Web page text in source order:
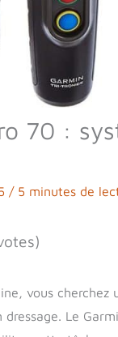
70 :
/ 5 minutes de
vous
Le